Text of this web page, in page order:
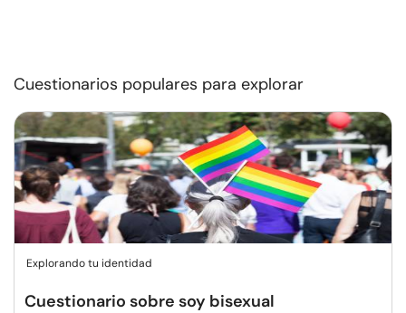
Cuestionarios populares para explorar
Explorando tu identidad
Cuestionario sobre soy bisexual